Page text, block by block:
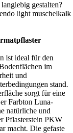
gestalten?
light muschelkalk
ist ideal für den
im
und
stand.
sorgt für eine
Farbton Luna-
natürliche und
Pflasterstein PKW
macht. Die gefaste